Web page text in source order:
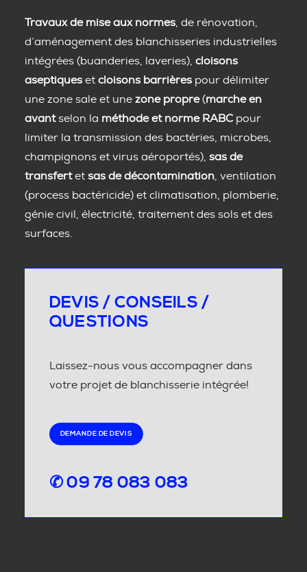
Travaux de mise aux normes , de rénovation,
d’aménagement des blanchisseries industrielles
intégrées (buanderies, laveries), cloisons
aseptiques et cloisons barrières pour délimiter
une zone sale et une zone propre(marche en
avantselon la méthode et norme RABCpour
limiter la transmission des bactéries, microbes,
champignons et virus aéroportés), sas de
transfertet sas de décontamination , ventilation
(process bactéricide) et climatisation, plomberie,
génie civil, électricité, traitement des sols et des
surfaces.
DEVIS / CONSEILS /
QUESTIONS
Laissez-nous vous accompagner dans
votre projet de blanchisserie intégrée!
DEMANDE DE DEVIS
✆ 09 78 083 083